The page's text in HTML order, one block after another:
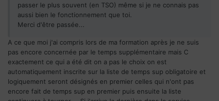
passer le plus souvent (en TSO) même si je ne connais pas
aussi bien le fonctionnement que toi.
Merci d'être passée...
A ce que moi j'ai compris lors de ma formation après je ne suis
pas encore concernée par le temps supplémentaire mais C
exactement ce qui a été dit on a pas le choix on est
automatiquement inscrite sur la liste de temps sup obligatoire et
logiquement seront désignés en premier celles qui n'ont pas
encore fait de temps sup en premier puis ensuite la liste